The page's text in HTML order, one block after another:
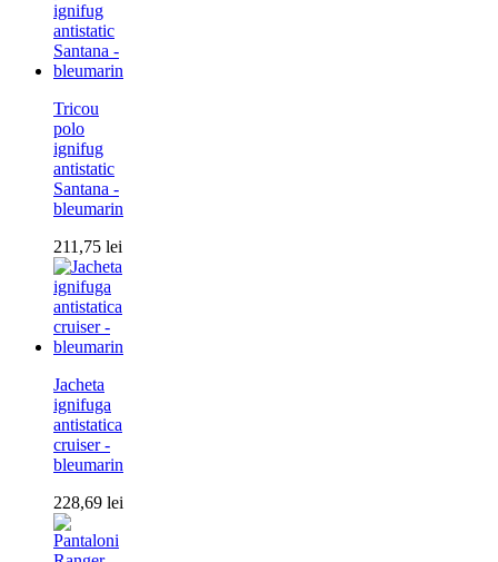
Tricou
polo
ignifug
antistatic
Santana -
bleumarin
211,75 lei
Jacheta
ignifuga
antistatica
cruiser -
bleumarin
228,69 lei